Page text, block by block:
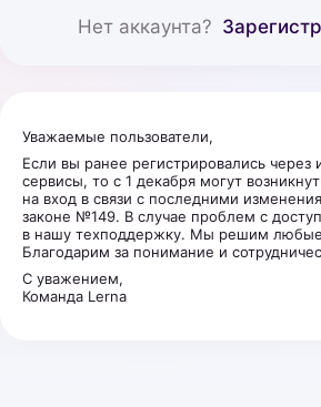
Нет аккаунта?
Уважаемые пользователи,
Если вы ранее регистрировались через
сервисы, то с 1 декабря могут
на вход в связи с последними
законе №149. В случае проблем с
в нашу техподдержку. Мы решим
Благодарим за понимание и
С уважением,
Команда Lerna